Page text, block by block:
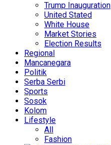
Trump Inauguration
United Stated
White House
Market Stories
Election Results
Regional
Mancanegara
Politik
Serba Serbi
Sports
Sosok
Kolom
Lifestyle
All
Fashion